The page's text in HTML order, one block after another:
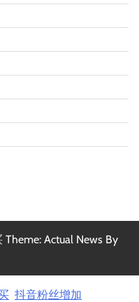
Theme: Actual News By
抖音粉丝增加